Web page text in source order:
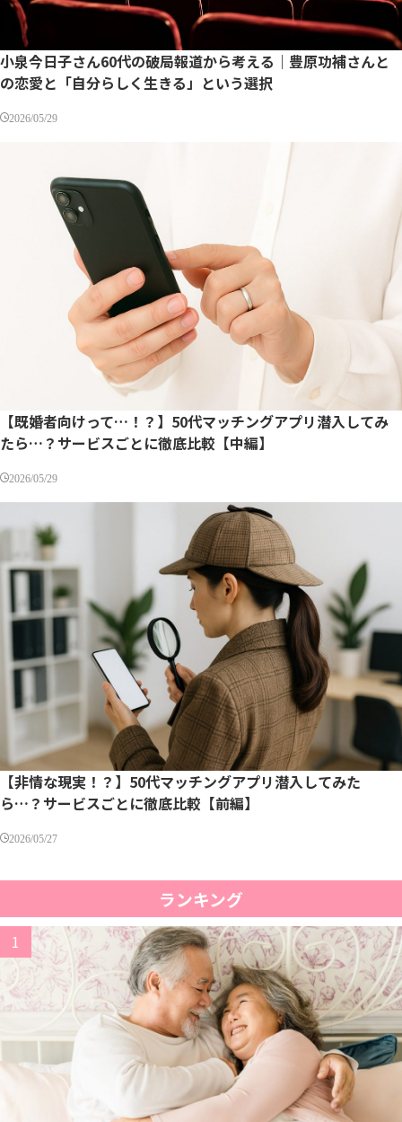
小泉今日子さん60代の破局報道から考える｜豊原功補さんと
の恋愛と「自分らしく生きる」という選択
2026/05/29
【既婚者向けって…！？】50代マッチングアプリ潜入してみ
たら…？サービスごとに徹底比較【中編】
2026/05/29
【非情な現実！？】50代マッチングアプリ潜入してみた
ら…？サービスごとに徹底比較【前編】
2026/05/27
ランキング